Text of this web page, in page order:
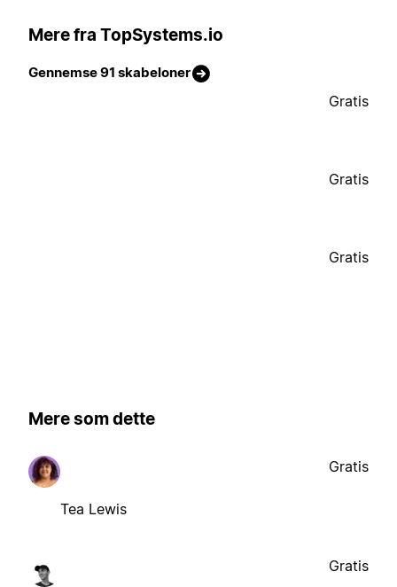
Mere fra TopSystems.io
Gennemse 91 skabeloner
Gratis
Gratis
Gratis
Mere som dette
Tea Lewis
Gratis
Gratis